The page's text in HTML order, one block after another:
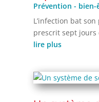
Prévention - bien-
L’infection bat
prescrit sept jours
lire plus